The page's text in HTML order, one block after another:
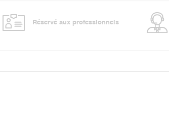
Réservé aux professionnels